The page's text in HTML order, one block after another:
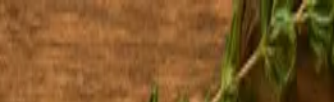
Opskrifter Madplaner Måltidskasser
Log ind
Prøv gratis
Forside